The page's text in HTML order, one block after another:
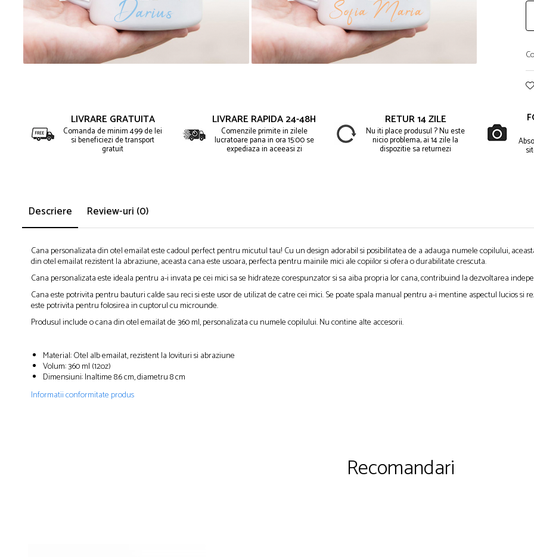
Puzzle
Tablite, Litere si Cifre
Jucarii exterior
LIVRARE GRATUITA
Comanda de minim 499 de lei
si beneficiezi de transport
gratuit
LIVRARE RAPIDA 24-48H
Comenzile primite in zilele
lucratoare pana in ora 15:00 se
expediaza in aceeasi zi
RETUR 14 ZILE
Nu iti place produsul ? Nu este
nicio problema, ai 14 zile la
dispozitie sa returnezi
Descriere Review-uri (0)
Cana personalizata din otel emailat este cadoul perfect pentru micutul tau! Cu un design adorabil si posibilitatea de a adauga numele copilului,
din otel emailat rezistent la abraziune, aceasta cana este usoara, perfecta pentru mainile mici ale copiilor si ofera o durabilitate crescuta.
Cana personalizata este ideala pentru a-i invata pe cei mici sa se hidrateze corespunzator si sa aiba propria lor cana, contribuind la dezvoltarea
Cana este potrivita pentru bauturi calde sau reci si este usor de utilizat de catre cei mici. Se poate spala manual pentru a-i mentine aspectul lucios si
este potrivita pentru folosirea in cuptorul cu microunde.
Produsul include o cana din otel emailat de 360 ml, personalizata cu numele copilului. Nu contine alte accesorii.
Material: Otel alb emailat, rezistent la lovituri si abraziune
Volum: 360 ml (12oz)
Dimensiuni: Inaltime 8.6 cm, diametru 8 cm
Informatii conformitate produs
Recomandari